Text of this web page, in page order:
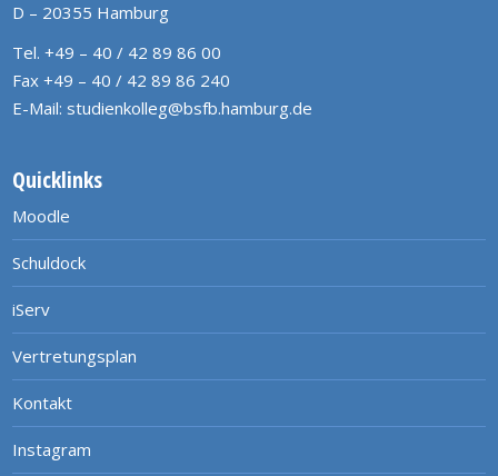
D – 20355 Hamburg
Tel. +49 – 40 / 42 89 86 00
Fax +49 – 40 / 42 89 86 240
E-Mail: studienkolleg@bsfb.hamburg.de
Quicklinks
Moodle
Schuldock
iServ
Vertretungsplan
Kontakt
Instagram